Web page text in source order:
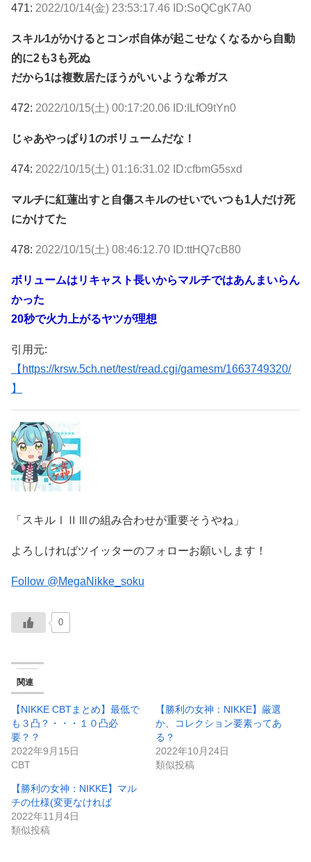
471: 2022/10/14(金) 23:53:17.46 ID:SoQCgK7A0
スキル1がかけるとコンボ自体が起こせなくなるから自動
的に2も3も死ぬ
だから1は複数居たほうがいいような希ガス
472: 2022/10/15(土) 00:17:20.06 ID:ILfO9tYn0
じゃあやっぱり1のボリュームだな！
474: 2022/10/15(土) 01:16:31.02 ID:cfbmG5sxd
マルチに紅蓮出すと自傷スキルのせいでいつも1人だけ死
にかけてた
478: 2022/10/15(土) 08:46:12.70 ID:ttHQ7cB80
ボリュームはリキャスト長いからマルチではあんまいらん
かった
20秒で火力上がるヤツが理想
引用元:
【https://krsw.5ch.net/test/read.cgi/gamesm/1663749320/
】
「スキルⅠⅡⅢの組み合わせが重要そうやね」
よろしければツイッターのフォローお願いします！
Follow @MegaNikke_soku
0
関連
【NIKKE CBTまとめ】最低で
も３凸？・・・１０凸必
要？？
2022年9月15日
CBT
【勝利の女神：NIKKE】厳選
か、コレクション要素ってあ
る？
2022年10月24日
類似投稿
【勝利の女神：NIKKE】マル
チの仕様(変更なければ
2022年11月4日
類似投稿